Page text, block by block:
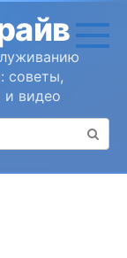
советы,
и видео